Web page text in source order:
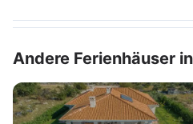
Andere Ferienhäuser